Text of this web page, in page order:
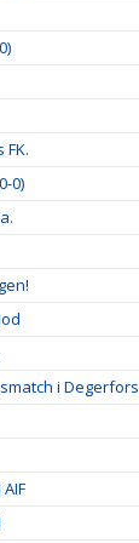
0)
i Degerfors